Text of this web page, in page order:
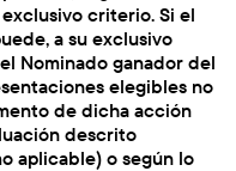
criterio. Si el
a su exclusivo
Nominado ganador del
elegibles no
de dicha acción
descrito
aplicable) o según lo